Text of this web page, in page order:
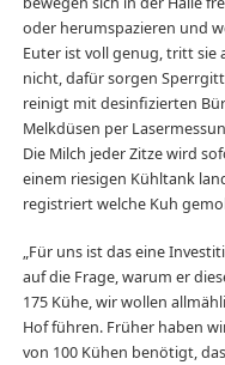
oder herumspazieren und
Euter ist voll genug, tritt sie
nicht, dafür sorgen
reinigt mit desinfizierten
Melkdüsen per
Die Milch jeder Zitze wird
einem riesigen Kühltank
registriert welche Kuh
„Für uns ist das eine
auf die Frage, warum er
175 Kühe, wir wollen
Hof führen. Früher haben
von 100 Kühen benötigt,